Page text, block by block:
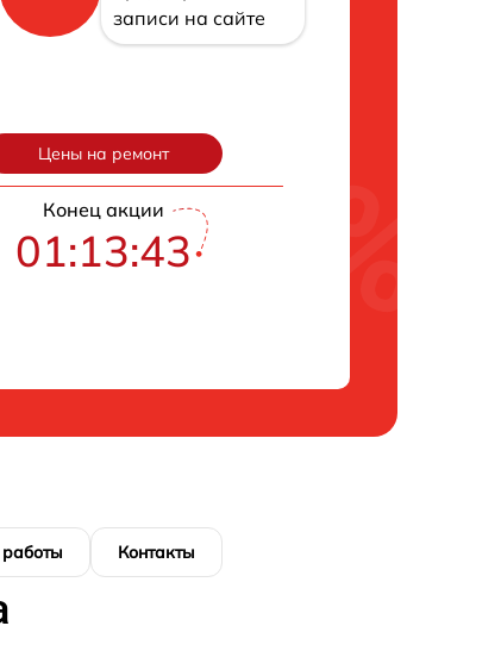
записи на сайте
Цены на ремонт
Конец акции
01:13:42
Контакты